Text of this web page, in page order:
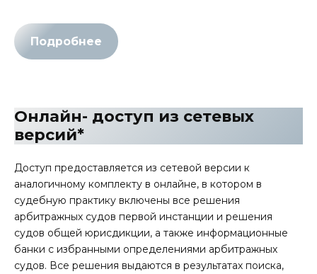
Подробнее
Онлайн- доступ из сетевых
версий*
Доступ предоставляется из сетевой версии к
аналогичному комплекту в онлайне, в котором в
судебную практику включены все решения
арбитражных судов первой инстанции и решения
судов общей юрисдикции, а также информационные
банки с избранными определениями арбитражных
судов. Все решения выдаются в результатах поиска,